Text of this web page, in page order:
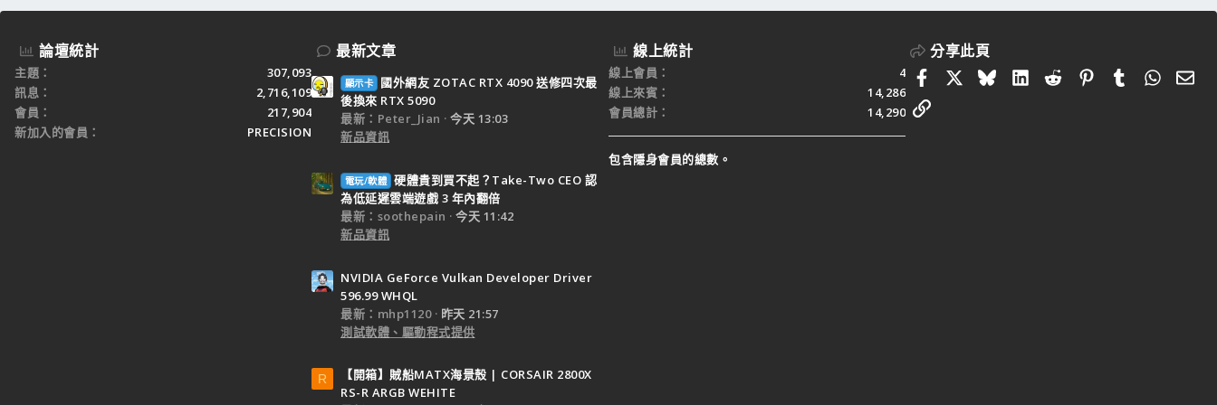
論壇統計
主題
307,093
訊息
2,716,109
會員
217,904
新加入的會員
PRECISION
最新文章
顯示卡
國外網友 ZOTAC RTX 4090 送修四次最
後換來 RTX 5090
最新：Peter_Jian
今天 13:03
新品資訊
電玩/軟體 硬體貴到買不起？Take-Two CEO 認
為低延遲雲端遊戲 3 年內翻倍
最新：soothepain
今天 11:42
新品資訊
NVIDIA GeForce Vulkan Developer Driver
596.99 WHQL
最新：mhp1120
昨天 21:57
測試軟體、驅動程式提供
R
【開箱】賊船MATX海景殼 | CORSAIR 2800X
RS-R ARGB WEHITE
線上統計
線上會員
4
線上來賓
14,286
會員總計
14,290
包含隱身會員的總數。
分享此頁
FacebookBlueskyLinkedIn
RedditPinterestTumblr 電
連結